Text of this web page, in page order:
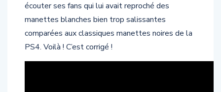
écouter ses fans qui lui avait reproché des
manettes blanches bien trop salissantes
comparées aux classiques manettes noires de la
PS4. Voilà ! C’est corrigé !